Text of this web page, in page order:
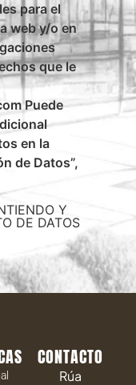
para el
web y/o en
que le
Puede
en la
de Datos”,
Y
DE DATOS
CONTACTO
Rúa